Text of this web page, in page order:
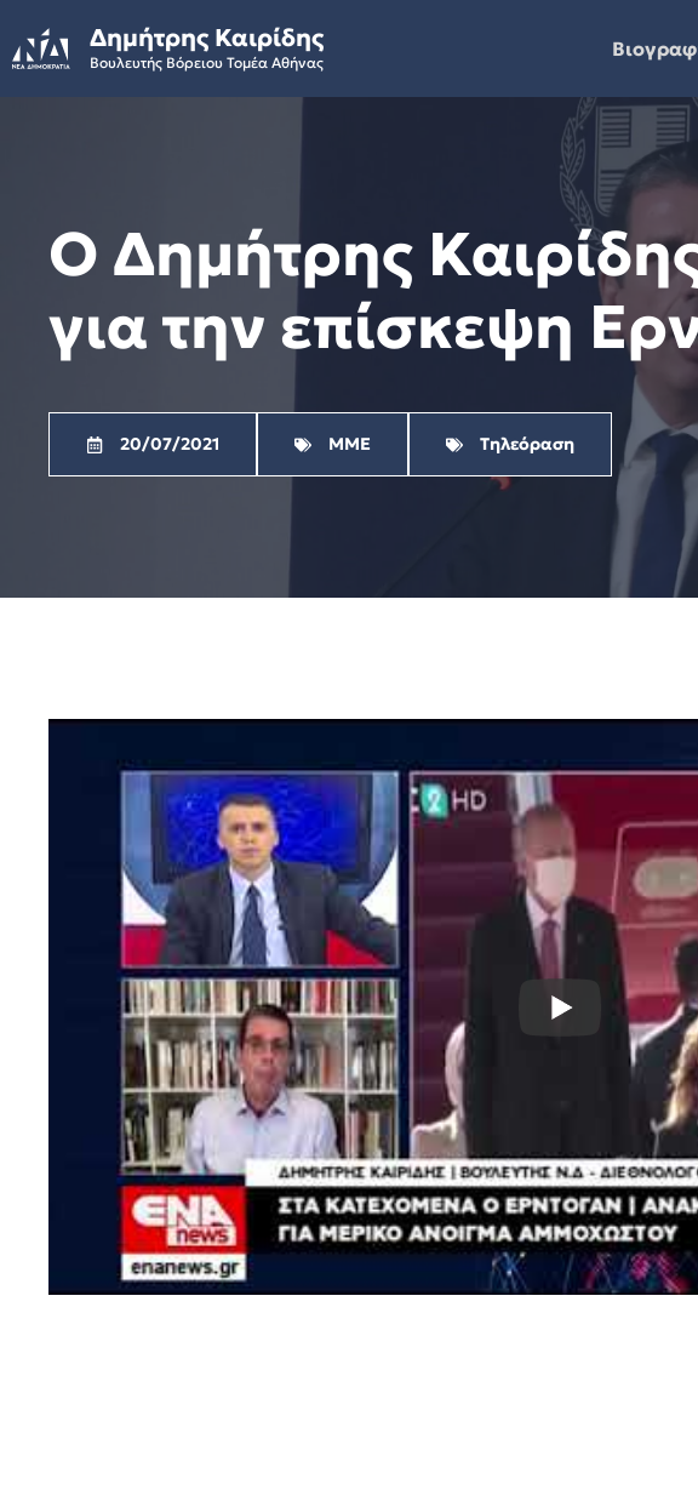
to
content
Δημήτρης Καιρίδης
Βουλευτής Βόρειου Τομέα Αθήνας
Ο Δημήτρης
για την επίσκεψη
20/07/2021 ΜΜΕ Τηλεόραση